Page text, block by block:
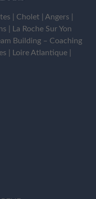
| Cholet | Angers |
| La Roche Sur Yon
Building – Coaching
| Loire Atlantique |